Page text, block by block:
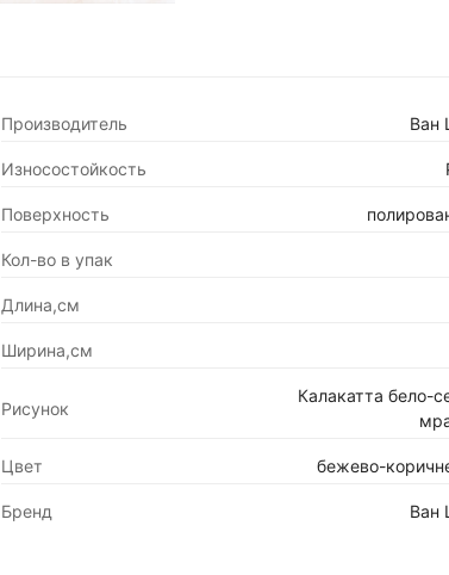
Производитель Ван
Износостойкость
Поверхность
Кол-во в упак
Длина,см
Ширина,см
Рисунок
Калакатта бело-
Цвет бежево-
Бренд Ван
Отделочные